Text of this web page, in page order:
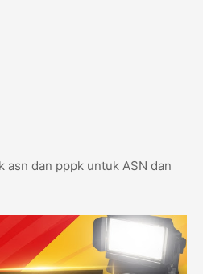
asn dan pppk untuk ASN dan